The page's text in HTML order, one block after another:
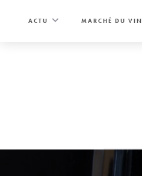
ACTU MARCHÉ DU VIN